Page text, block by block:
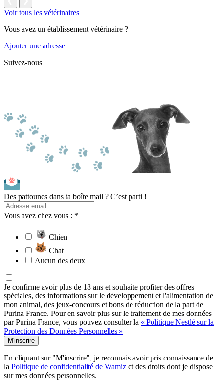
Voir tous les vétérinaires
Vous avez un établissement vétérinaire ?
Ajouter une adresse
Suivez-nous
Des pattounes dans ta boîte mail ? C’est parti !
Vous avez chez vous : *
Chien
Chat
Aucun des deux
Je confirme avoir plus de 18 ans et souhaite profiter des offres
spéciales, des informations sur le développement et l'alimentation de
mon animal, des jeux-concours et bons de réduction de la part de
Purina France. Pour en savoir plus sur le traitement de mes données
par Purina France, vous pouvez consulter la « Politique Nestlé sur la
Protection des Données Personnelles »
M'inscrire
En cliquant sur "M'inscrire", je reconnais avoir pris connaissance de
la Politique de confidentialité de Wamiz et des droits dont je dispose
sur mes données personnelles.